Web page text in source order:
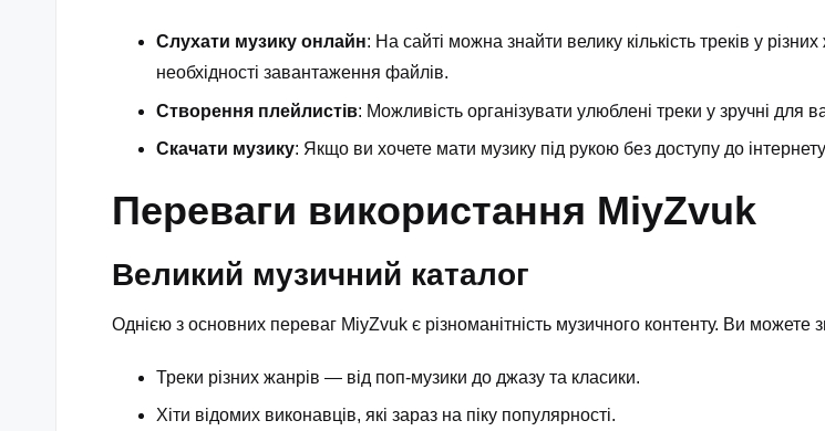
Слухати музику онлайн: На сайті можна знайти велику кількість треків у
необхідності завантаження файлів.
Створення плейлистів: Можливість організувати улюблені треки у зручні для
Скачати музику: Якщо ви хочете мати музику під рукою без доступу до
Переваги використання MiyZvuk
Великий музичний каталог
Однією з основних переваг MiyZvuk є різноманітність музичного контенту. Ви можете
Треки різних жанрів — від поп-музики до джазу та класики.
Хіти відомих виконавців, які зараз на піку популярності.